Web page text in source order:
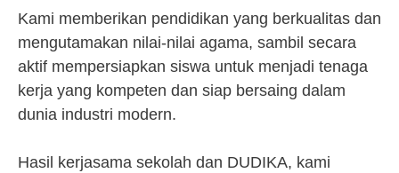
Kami memberikan pendidikan yang berkualitas dan
mengutamakan nilai-nilai agama, sambil secara
aktif mempersiapkan siswa untuk menjadi tenaga
kerja yang kompeten dan siap bersaing dalam
dunia industri modern.
Hasil kerjasama sekolah dan DUDIKA, kami